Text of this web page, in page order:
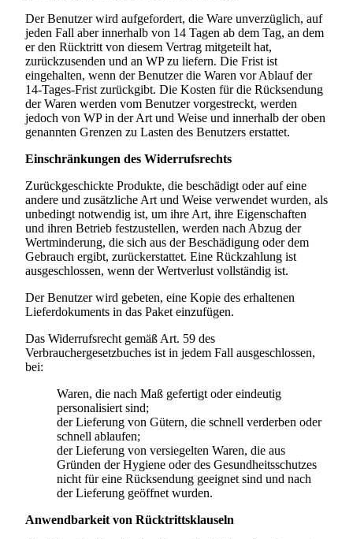
Der Benutzer wird aufgefordert, die Ware unverzüglich, auf
jeden Fall aber innerhalb von 14 Tagen ab dem Tag, an dem
er den Rücktritt von diesem Vertrag mitgeteilt hat,
zurückzusenden und an WP zu liefern. Die Frist ist
eingehalten, wenn der Benutzer die Waren vor Ablauf der
14-Tages-Frist zurückgibt. Die Kosten für die Rücksendung
der Waren werden vom Benutzer vorgestreckt, werden
jedoch von WP in der Art und Weise und innerhalb der oben
genannten Grenzen zu Lasten des Benutzers erstattet.
Einschränkungen des Widerrufsrechts
Zurückgeschickte Produkte, die beschädigt oder auf eine
andere und zusätzliche Art und Weise verwendet wurden, als
unbedingt notwendig ist, um ihre Art, ihre Eigenschaften
und ihren Betrieb festzustellen, werden nach Abzug der
Wertminderung, die sich aus der Beschädigung oder dem
Gebrauch ergibt, zurückerstattet. Eine Rückzahlung ist
ausgeschlossen, wenn der Wertverlust vollständig ist.
Der Benutzer wird gebeten, eine Kopie des erhaltenen
Lieferdokuments in das Paket einzufügen.
Das Widerrufsrecht gemäß Art. 59 des
Verbrauchergesetzbuches ist in jedem Fall ausgeschlossen,
bei:
Waren, die nach Maß gefertigt oder eindeutig
personalisiert sind;
der Lieferung von Gütern, die schnell verderben oder
schnell ablaufen;
der Lieferung von versiegelten Waren, die aus
Gründen der Hygiene oder des Gesundheitsschutzes
nicht für eine Rücksendung geeignet sind und nach
der Lieferung geöffnet wurden.
Anwendbarkeit von Rücktrittsklauseln